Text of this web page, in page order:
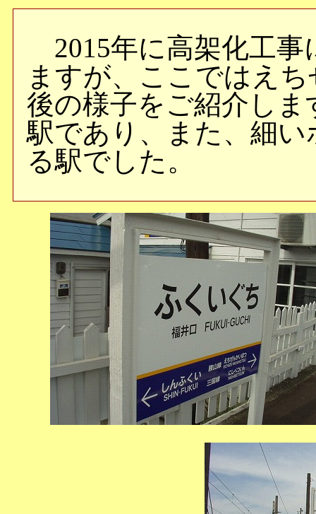
2015年に高架化工事
ますが、ここではえ
後の様子をご紹介し
駅であり、また、細
る駅でした。